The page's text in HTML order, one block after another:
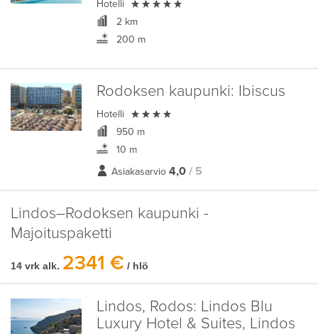
Hotelli 
2 km
200 m
Rodoksen kaupunki: Ibiscus
Hotelli 
950 m
10 m
Asiakasarvio 4,0 / 5
Lindos–Rodoksen kaupunki -
Majoituspaketti
14 vrk alk. 2341 € / hlö
Lindos, Rodos: Lindos Blu
Luxury Hotel & Suites, Lindos